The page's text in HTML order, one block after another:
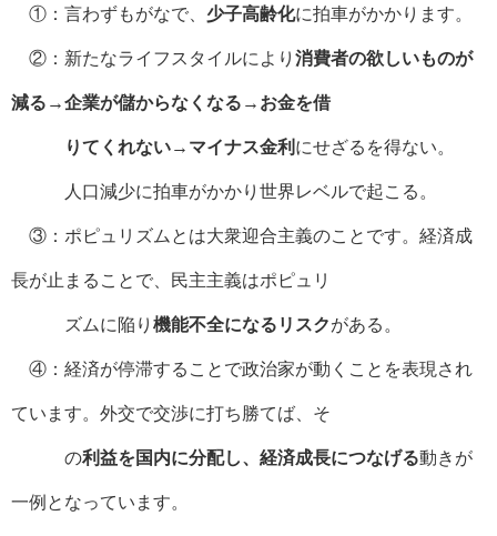
①：言わずもがなで、 少子高齢化に拍車がかかります。
②：新たなライフスタイルにより 消費者の欲しいものが
減る→企業が儲からなくなる→お金を借
りてくれない→マイナス金利 にせざるを得ない。
人口減少に拍車がかかり世界レベルで起こる。
③：ポピュリズムとは大衆迎合主義のことです。経済成
長が止まることで、民主主義はポピュリ
ズムに陥り 機能不全になるリスクがある。
④：経済が停滞することで政治家が動くことを表現され
ています。外交で交渉に打ち勝てば、そ
の利益を国内に分配し、経済成長につなげる動きが
一例となっています。